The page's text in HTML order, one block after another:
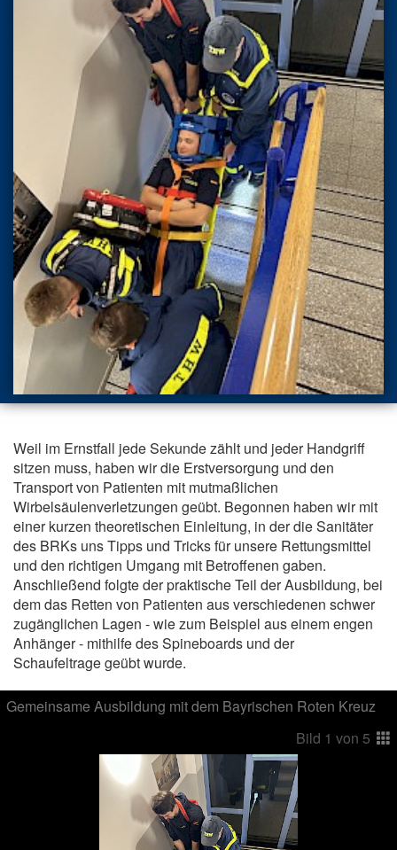
Weil im Ernstfall jede Sekunde zählt und jeder Handgriff
sitzen muss, haben wir die Erstversorgung und den
Transport von Patienten mit mutmaßlichen
Wirbelsäulenverletzungen geübt. Begonnen haben wir mit
einer kurzen theoretischen Einleitung, in der die Sanitäter
des BRKs uns Tipps und Tricks für unsere Rettungsmittel
und den richtigen Umgang mit Betroffenen gaben.
Anschließend folgte der praktische Teil der Ausbildung, bei
dem das Retten von Patienten aus verschiedenen schwer
zugänglichen Lagen - wie zum Beispiel aus einem engen
Anhänger - mithilfe des Spineboards und der
Schaufeltrage geübt wurde.
Gemeinsame Ausbildung mit dem Bayrischen Roten Kreuz
Bild 1 von 5